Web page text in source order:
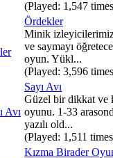
(Played: 1,547
Ördekler
Minik izleyicilerimiz
ve saymayı
oyun. Yükl...
(Played: 3,596
Sayı Avı
Güzel bir dikkat ve
oyunu. 1-33
yazılı old...
(Played: 1,511
Kızma Birader